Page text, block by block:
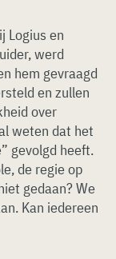
Logius en
werd
hem gevraagd
en zullen
over
weten dat het
gevolgd heeft.
de regie op
gedaan? We
Kan iedereen